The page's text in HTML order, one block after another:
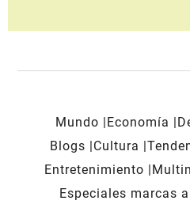
Mundo Economía
Blogs
Cultura
Entretenimiento
Especiales marcas